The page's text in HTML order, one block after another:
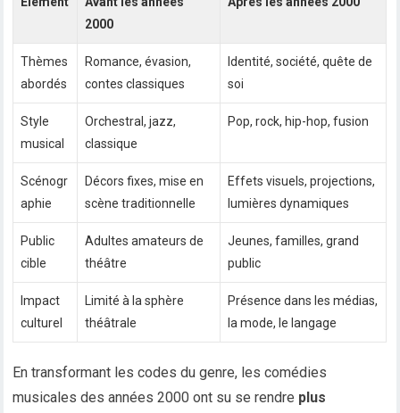
2000
Thèmes
abordés
Romance, évasion,
contes classiques
Identité, société, quête de
soi
Style
musical
Orchestral, jazz,
classique
Pop, rock, hip-hop, fusion
Scénogr
aphie
Décors fixes, mise en
scène traditionnelle
Effets visuels, projections,
lumières dynamiques
Public
cible
Adultes amateurs de
théâtre
Jeunes, familles, grand
public
Impact
culturel
Limité à la sphère
théâtrale
Présence dans les médias,
la mode, le langage
En transformant les codes du genre, les comédies
musicales des années 2000 ont su se rendre plus